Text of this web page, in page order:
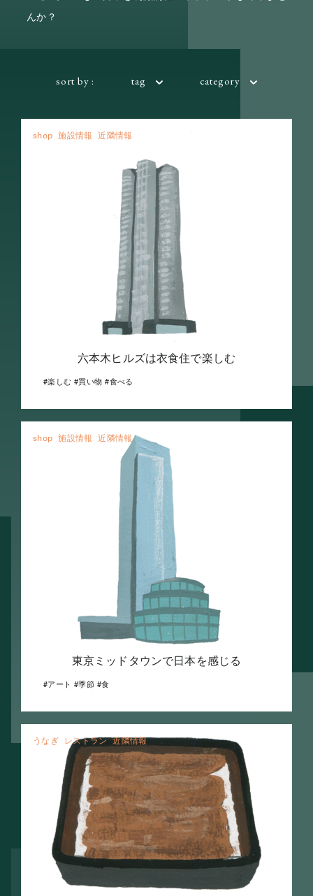
んか？
sort by : tag category
shop 施設情報 近隣情報
六本木ヒルズは衣食住で楽しむ
楽しむ 買い物 食べる
shop 施設情報 近隣情報
東京ミッドタウンで日本を感じる
アート 季節 食
うなぎ レストラン 近隣情報